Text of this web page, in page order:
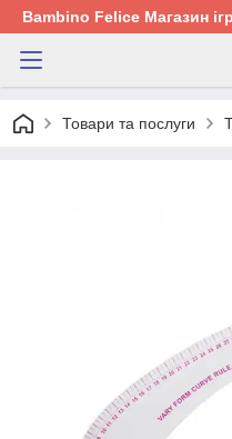
Bambino Felice Магазин
Товари та послуги